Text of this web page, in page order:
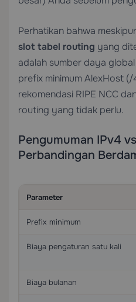
Perhatikan bahwa
slot tabel routing yang
adalah sumber daya
prefix minimum AlexHost
rekomendasi RIPE NCC
routing yang tidak perlu.
Pengumuman IPv4
Perbandingan
Parameter
Prefix minimum
Biaya pengaturan satu kali
Biaya bulanan